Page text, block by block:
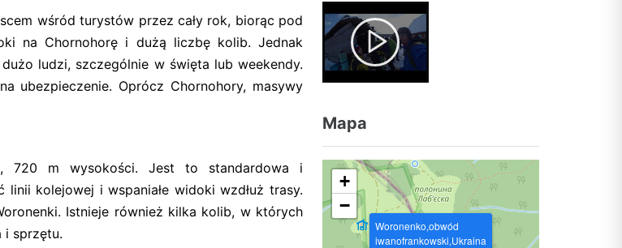
wśród turystów przez cały rok, biorąc pod
na Chornohorę i dużą liczbę kolib. Jednak
ludzi, szczególnie w święta lub weekendy.
ubezpieczenie. Oprócz Chornohory, masywy
720 m wysokości. Jest to standardowa i
kolejowej i wspaniałe widoki wzdłuż trasy.
Istnieje również kilka kolib, w których
i sprzętu.
Mapa
Woronenko,obwód
iwanofrankowski,Ukraina
+
−